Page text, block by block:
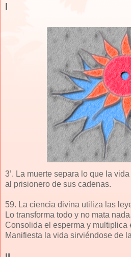
I
3’. La muerte separa lo que la
al prisionero de sus cadenas.
59. La ciencia divina utiliza las
Lo transforma todo y no mata nada.
Consolida el esperma y multiplica
Manifiesta la vida sirviéndose de